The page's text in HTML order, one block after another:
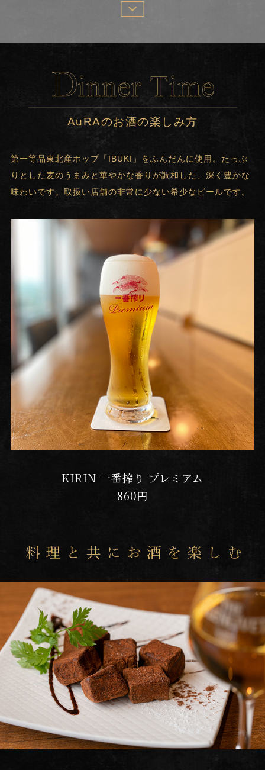
AuRAのお酒の楽しみ方
第一等品東北産ホップ「IBUKI」をふんだんに使用。たっぷ
りとした麦のうまみと華やかな香りが調和した、深く豊かな
味わいです。取扱い店舗の非常に少ない希少なビールです。
KIRIN 一番搾り プレミアム
860円